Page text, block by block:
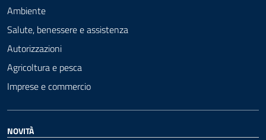
Ambiente
Salute, benessere e assistenza
Autorizzazioni
Agricoltura e pesca
Imprese e commercio
NOVITÀ